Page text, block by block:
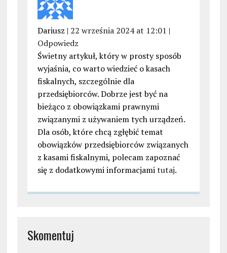
Dariusz | 22 września 2024 at 12:01 |
Odpowiedz
Świetny artykuł, który w prosty sposób
wyjaśnia, co warto wiedzieć o kasach
fiskalnych, szczególnie dla
przedsiębiorców. Dobrze jest być na
bieżąco z obowiązkami prawnymi
związanymi z używaniem tych urządzeń.
Dla osób, które chcą zgłębić temat
obowiązków przedsiębiorców związanych
z kasami fiskalnymi, polecam zapoznać
się z dodatkowymi informacjamitutaj.
Skomentuj